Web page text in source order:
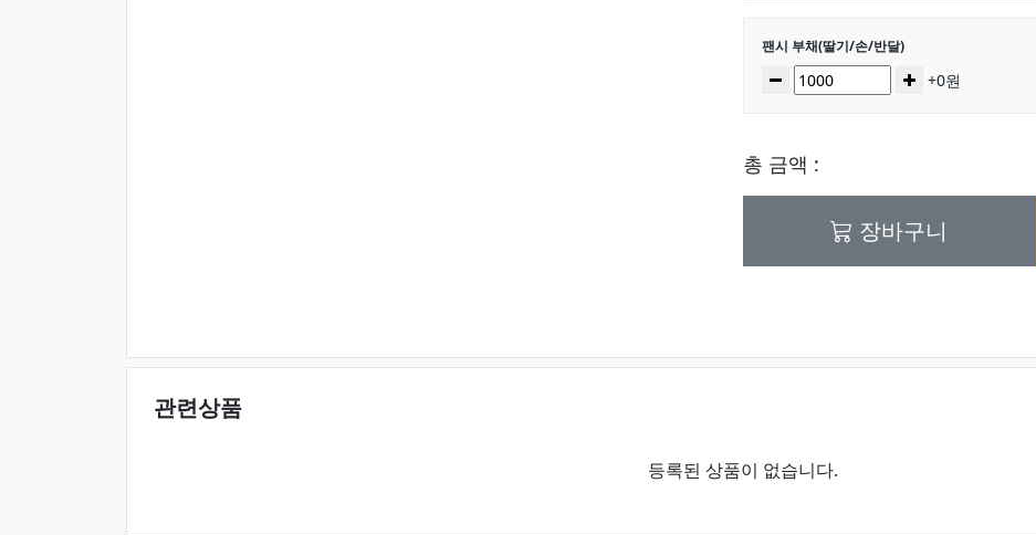
선택된 옵션
팬시 부채(딸기/손/반달)
수량감소 증가+0원
총 금액 :
장바구니
관련상품
등록된 상품이 없습니다.